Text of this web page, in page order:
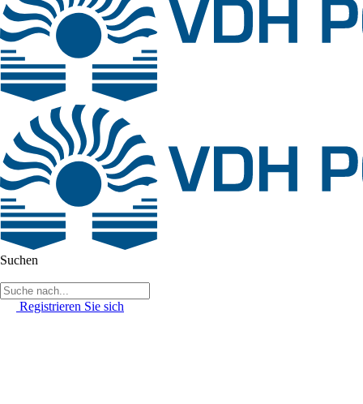
Suchen
Registrieren Sie sich